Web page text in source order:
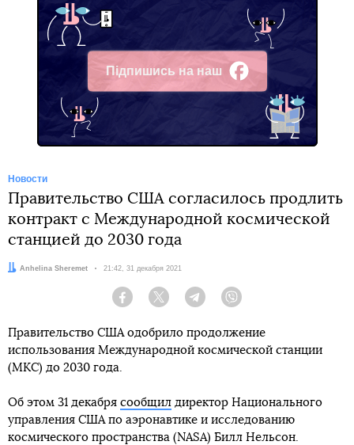
Підпишись на наш
Facebook
Новости
Правительство США согласилось продлить
контракт с Международной космической
станцией до 2030 года
Автор:
Anhelina Sheremet Дата:
21:42, 31 декабря 2021
Facebook Twitter Telegram
Правительство США одобрило продолжение
использования Международной космической станции
(МКС) до 2030 года.
Об этом 31 декабря сообщил директор Национального
управления США по аэронавтике и исследованию
космического пространства (NASA) Билл Нельсон.